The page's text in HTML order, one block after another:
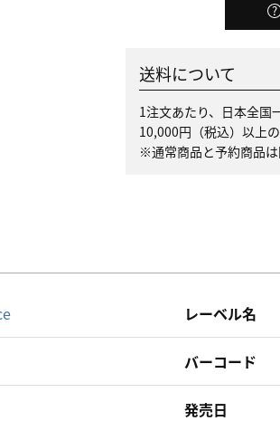
送料について
1注文あたり、日本全国
10,000円（税込）以上
※通常商品と予約商品は
レーベル名
バーコード
発売日